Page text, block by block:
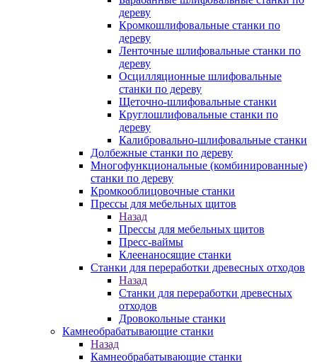
дереву
Кромкошлифовальные станки по
дереву
Ленточные шлифовальные станки по
дереву
Осцилляционные шлифовальные
станки по дереву
Щеточно-шлифовальные станки
Круглошлифовальные станки по
дереву
Калибровально-шлифовальные станки
Долбежные станки по дереву
Многофункциональные (комбинированные)
станки по дереву
Кромкооблицовочные станки
Прессы для мебельных щитов
Назад
Прессы для мебельных щитов
Пресс-ваймы
Клеенаносящие станки
Станки для переработки древесных отходов
Назад
Станки для переработки древесных
отходов
Дровокольные станки
Камнеобрабатывающие станки
Назад
Камнеобрабатывающие станки